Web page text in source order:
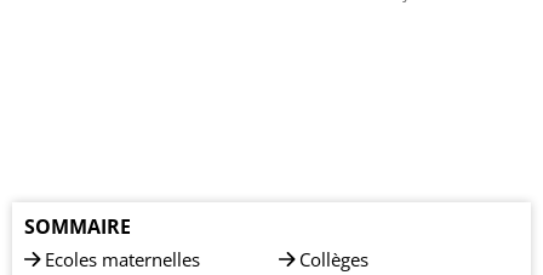
SOMMAIRE
Ecoles maternelles
Collèges